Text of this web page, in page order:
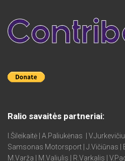
Ralio savaitės partneriai:
I.Šileikaitė | A.Paliukėnas |
Samsonas Motorsport | J.Vičiūnas |
M.Varža | M.Valiulis | R.Varkalis |